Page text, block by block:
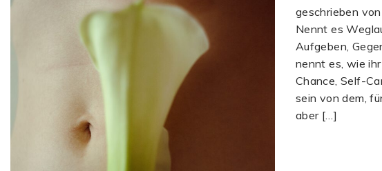
geschrieben
Nennt es
Aufgeben,
nennt es, wie
Chance, Self-
sein von dem,
aber […]